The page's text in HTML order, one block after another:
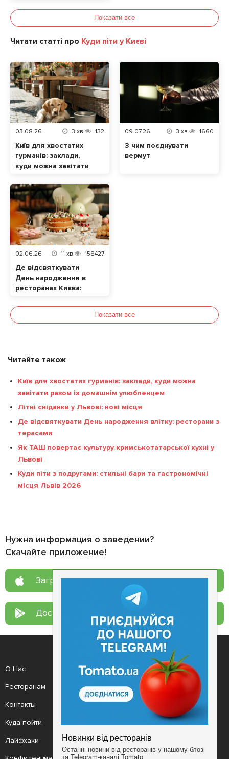
Показати все
Читати статті про Куди піти у Києві
03.08.26 3 хв 132
Київ для хвостатих
гурманів: заклади,
куди можна завітати
улюбленцем
09.07.26 3 хв 1660
З чим поєднувати
вермут
02.06.26 11 хв 158427
Де відсвяткувати
День народження в
ресторанах Києва:
Показати все
Читайте також
Київ для хвостатих гурманів: заклади, куди можна
завітати разом із домашнім улюбленцем
Літні сніданки у Львові: нові місця
Де відсвяткувати День народження влітку: ресторани з
терасами
Як ТАШ повертає культуру кримськотатарської кухні у
Львові
Куди піти з подругами: стильні бари та гастрономічні
місця Львів 2026
Нужна информация о заведении?
Скачайте приложение!
Загрузите в App Store
Доступно в Google Play
О Нас
Ресторанам
Контакты
Куда пойти
Лайфхаки
Рецепт дня
Новости
Анонсы
Мобильное приложение